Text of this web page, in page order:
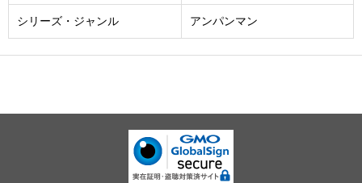
シリーズ・ジャンル アンパンマン